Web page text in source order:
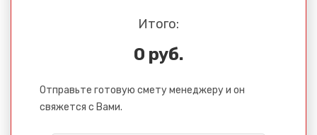
Итого:
0 руб.
Отправьте готовую смету менеджеру и он
свяжется с Вами.